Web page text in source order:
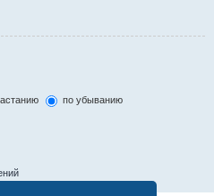
по убыванию